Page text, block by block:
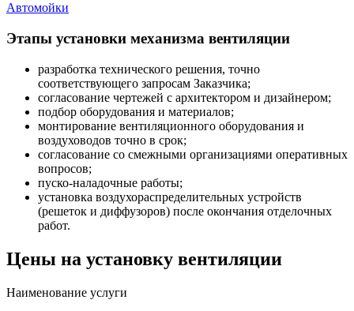
Автомойки
Этапы установки механизма вентиляции
разработка технического решения, точно
соответствующего запросам Заказчика;
согласование чертежей с архитектором и дизайнером;
подбор оборудования и материалов;
монтирование вентиляционного оборудования и
воздуховодов точно в срок;
согласование со смежными организациями оперативных
вопросов;
пуско-наладочные работы;
установка воздухораспределительных устройств
(решеток и диффузоров) после окончания отделочных
работ.
Цены на установку вентиляции
Наименование услуги